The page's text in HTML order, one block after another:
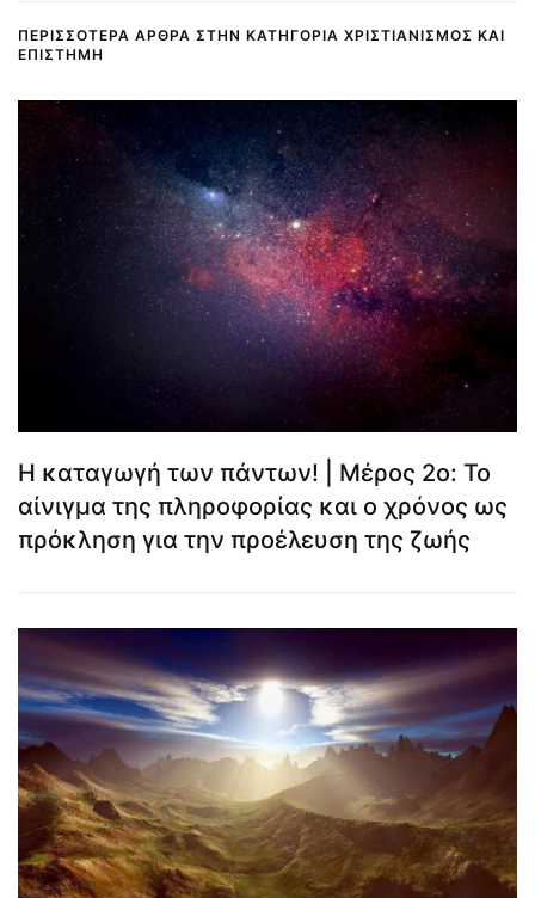
ΠΕΡΙΣΣΌΤΕΡΑ ΆΡΘΡΑ ΣΤΗΝ ΚΑΤΗΓΟΡΊΑ ΧΡΙΣΤΙΑΝΙΣΜΌΣ ΚΑΙ
ΕΠΙΣΤΉΜΗ
Η καταγωγή των πάντων! | Μέρος 2ο: Το
αίνιγμα της πληροφορίας και ο χρόνος ως
πρόκληση για την προέλευση της ζωής